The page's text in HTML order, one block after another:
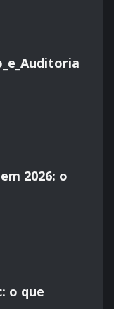
2026: o
o que